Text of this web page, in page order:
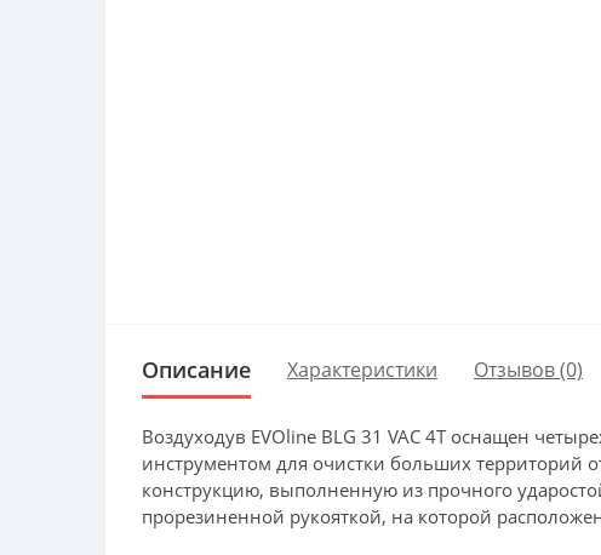
Описание Характеристики Отзывов (0)
Воздуходув EVOline BLG 31 VAC 4T оснащен
инструментом для очистки больших территорий
конструкцию, выполненную из прочного
прорезиненной рукояткой, на которой